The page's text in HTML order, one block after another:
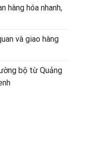
hàng hóa nhanh,
và giao hàng
bộ từ Quảng